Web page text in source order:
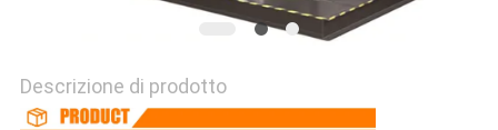
Descrizione di prodotto